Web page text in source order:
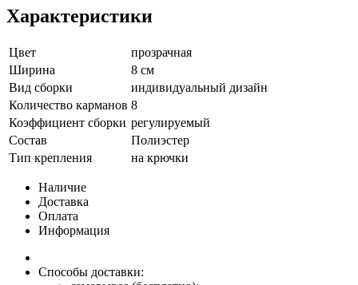
Характеристики
Цвет
прозрачная
Ширина
8 см
Вид сборки
индивидуальный дизайн
Количество карманов 8
Коэффициент сборки регулируемый
Состав
Полиэстер
Тип крепления
на крючки
Наличие
Доставка
Оплата
Информация
Способы доставки: